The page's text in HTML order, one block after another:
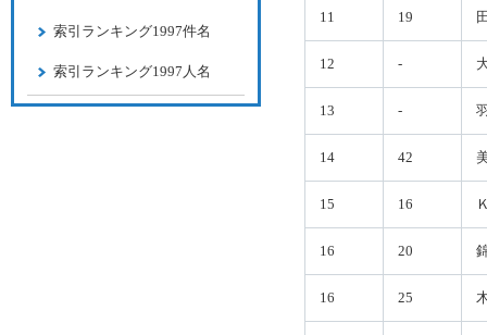
11 19
12 -
13 -
14 42
15 16
16 20
16 25
索引ランキング1997件名
索引ランキング1997人名